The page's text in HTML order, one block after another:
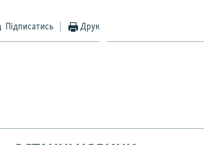
Підписатись Друк